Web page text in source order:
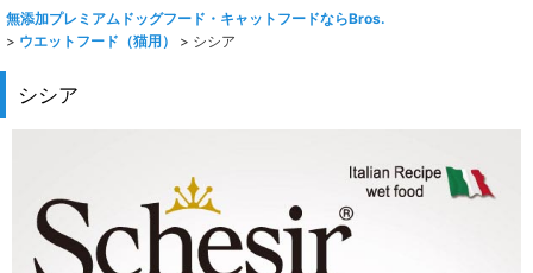
無添加プレミアムドッグフード・キャットフードならBros.
> ウエットフード（猫用） > シシア
シシア